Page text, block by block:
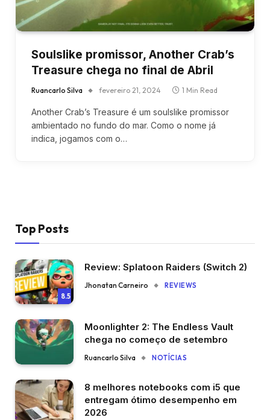
Soulslike promissor, Another Crab’s
Treasure chega no final de Abril
Ruancarlo Silva fevereiro 21, 2024 1 Min Read
Another Crab’s Treasure é um soulslike promissor
ambientado no fundo do mar. Como o nome já
indica, jogamos com o…
Top Posts
8.5
Review: Splatoon Raiders (Switch 2)
Jhonatan Carneiro REVIEWS
Moonlighter 2: The Endless Vault
chega no começo de setembro
Ruancarlo Silva NOTÍCIAS
8 melhores notebooks com i5 que
entregam ótimo desempenho em
2026